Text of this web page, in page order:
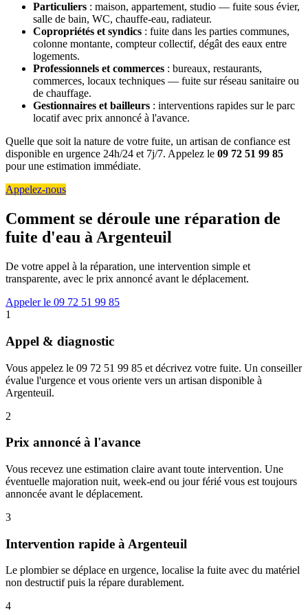
Particuliers : maison, appartement, studio — fuite sous évier,
salle de bain, WC, chauffe-eau, radiateur.
Copropriétés et syndics : fuite dans les parties communes,
colonne montante, compteur collectif, dégât des eaux entre
logements.
Professionnels et commerces : bureaux, restaurants,
commerces, locaux techniques — fuite sur réseau sanitaire ou
de chauffage.
Gestionnaires et bailleurs : interventions rapides sur le parc
locatif avec prix annoncé à l'avance.
Quelle que soit la nature de votre fuite, un artisan de confiance est
disponible en urgence 24h/24 et 7j/7. Appelez le 09 72 51 99 85
pour une estimation immédiate.
Appelez-nous
Comment se déroule une réparation de
fuite d'eau à Argenteuil
De votre appel à la réparation, une intervention simple et
transparente, avec le prix annoncé avant le déplacement.
Appeler le 09 72 51 99 85
1
Appel & diagnostic
Vous appelez le 09 72 51 99 85 et décrivez votre fuite. Un conseiller
évalue l'urgence et vous oriente vers un artisan disponible à
Argenteuil.
2
Prix annoncé à l'avance
Vous recevez une estimation claire avant toute intervention. Une
éventuelle majoration nuit, week-end ou jour férié vous est toujours
annoncée avant le déplacement.
3
Intervention rapide à Argenteuil
Le plombier se déplace en urgence, localise la fuite avec du matériel
non destructif puis la répare durablement.
4